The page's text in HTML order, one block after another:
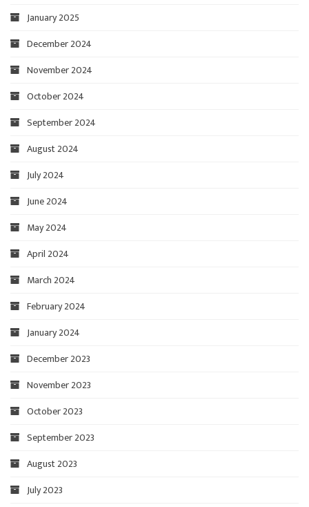
January 2025
December 2024
November 2024
October 2024
September 2024
August 2024
July 2024
June 2024
May 2024
April 2024
March 2024
February 2024
January 2024
December 2023
November 2023
October 2023
September 2023
August 2023
July 2023